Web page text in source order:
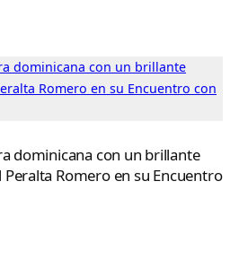
dominicana con un brillante
Romero en su Encuentro